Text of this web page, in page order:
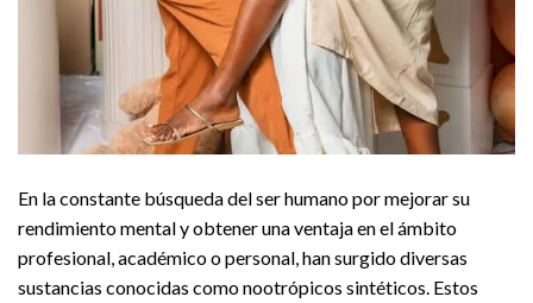
En la constante búsqueda del ser humano por mejorar su
rendimiento mental y obtener una ventaja en el ámbito
profesional, académico o personal, han surgido diversas
sustancias conocidas como nootrópicos sintéticos. Estos